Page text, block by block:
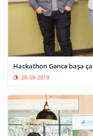
Hackathon Gəncə başa
28-09-2019